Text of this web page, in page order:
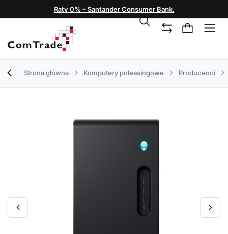
Raty 0% – Santander Consumer Bank.
Strona główna Komputery poleasingowe Producenci